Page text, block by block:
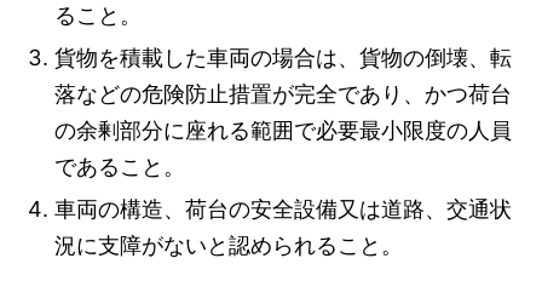
ること。
貨物を積載した車両の場合は、貨物の倒壊、転
落などの危険防止措置が完全であり、かつ荷台
の余剰部分に座れる範囲で必要最小限度の人員
であること。
車両の構造、荷台の安全設備又は道路、交通状
況に支障がないと認められること。